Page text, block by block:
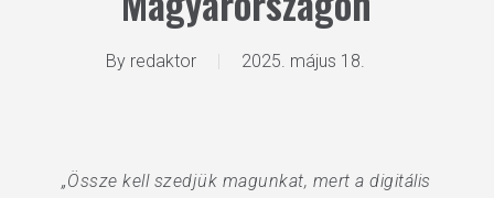
By redaktor 2025. május 18.
„Össze kell szedjük magunkat, mert a digitális